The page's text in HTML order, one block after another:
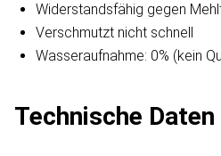
Widerstandsfähig gegen
Verschmutzt nicht schnell
Wasseraufnahme: 0% (kein
Technische Daten